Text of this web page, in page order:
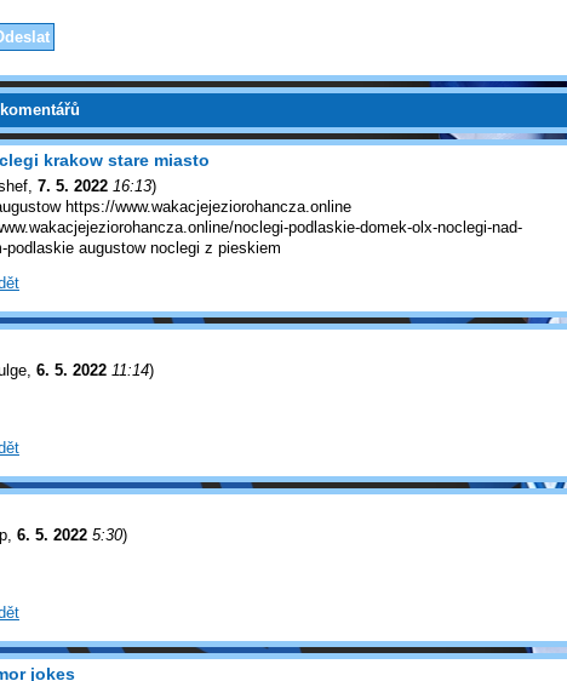
krakow stare miasto
7. 5. 2022 16:13)
https://www.wakacjejeziorohancza.online
noclegi-podlaskie-domek-olx-noclegi-nad-
podlaskie augustow noclegi z pieskiem
, 6. 5. 2022 11:14)
, 6. 5. 2022 5:30)
jokes